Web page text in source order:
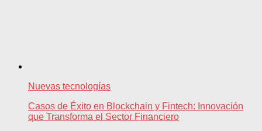
Nuevas tecnologías
Casos de Éxito en Blockchain y Fintech: Innovación
que Transforma el Sector Financiero